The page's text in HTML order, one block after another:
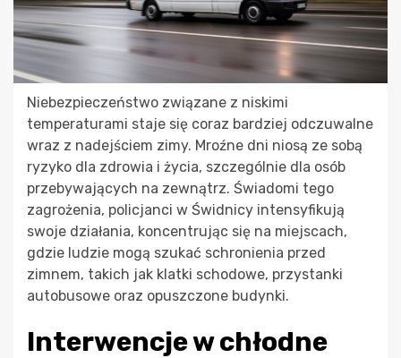
Niebezpieczeństwo związane z niskimi
temperaturami staje się coraz bardziej odczuwalne
wraz z nadejściem zimy. Mroźne dni niosą ze sobą
ryzyko dla zdrowia i życia, szczególnie dla osób
przebywających na zewnątrz. Świadomi tego
zagrożenia, policjanci w Świdnicy intensyfikują
swoje działania, koncentrując się na miejscach,
gdzie ludzie mogą szukać schronienia przed
zimnem, takich jak klatki schodowe, przystanki
autobusowe oraz opuszczone budynki.
Interwencje w chłodne